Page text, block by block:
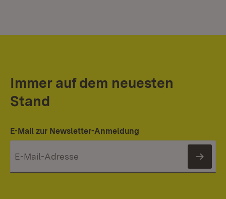
Immer auf dem neuesten
Stand
E-Mail zur Newsletter-Anmeldung